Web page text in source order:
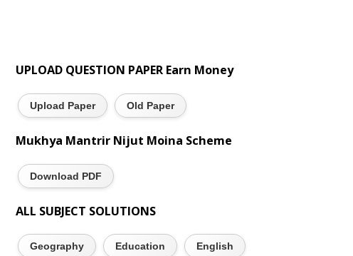
UPLOAD QUESTION PAPER Earn Money
Upload Paper Old Paper
Mukhya Mantrir Nijut Moina Scheme
Download PDF
ALL SUBJECT SOLUTIONS
Geography Education English